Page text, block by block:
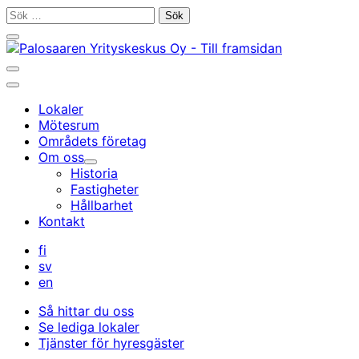
Gå
innehållet
Sök
Stäng
sökfältet
Öppna/stäng
sökfältet
Huvudmeny
Lokaler
Mötesrum
Områdets företag
Om oss
Undermeny
Historia
Fastigheter
Hållbarhet
Kontakt
fi
sv
en
Så hittar du oss
Se lediga lokaler
Tjänster för hyresgäster